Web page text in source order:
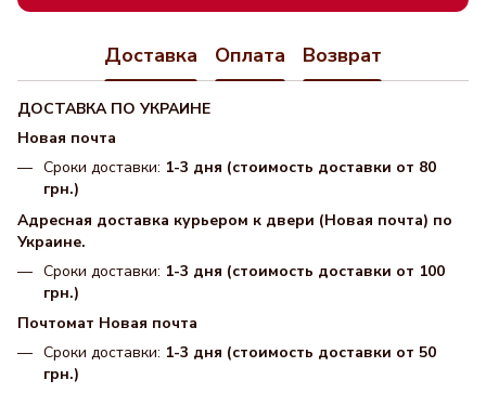
Доставка Оплата Возврат
ДОСТАВКА ПО УКРАИНЕ
Новая почта
Сроки доставки: 1-3 дня (стоимость доставки от 80
грн.)
Адресная доставка курьером к двери (Новая почта) по
Украине.
Сроки доставки: 1-3 дня (стоимость доставки от 100
грн.)
Почтомат Новая почта
Сроки доставки: 1-3 дня (стоимость доставки от 50
грн.)